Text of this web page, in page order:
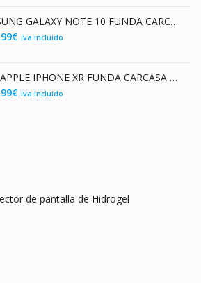
es:
2.49€.
💥SAMSUNG GALAXY NOTE 10 FUNDA CARCASA DE GEL TPU PREMIUM CON DISEÑO ENJOY EN 3D
€El
es:
3.99€.
iva incluido
⭐PARA APPLE IPHONE XR FUNDA CARCASA HÍBRIDA PC / TPU PREMIUM CON ESTAMPADO LÁSER 3D RATÓN
€Eliva incluido
de pantalla de Hidrogel